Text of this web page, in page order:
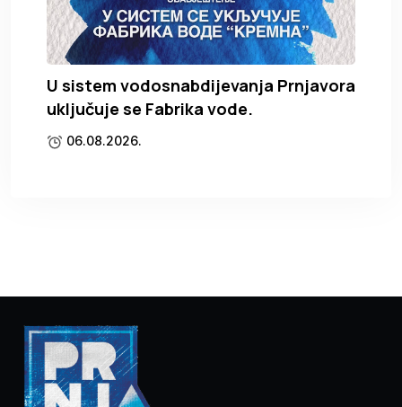
U sistem vodosnabdijevanja Prnjavora
uključuje se Fabrika vode.
06.08.2026.